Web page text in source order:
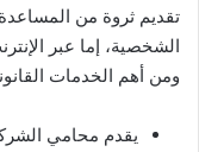
تقديم ثروة من
الشخصية، إما عبر
ومن أهم الخدمات
يقدم محامي